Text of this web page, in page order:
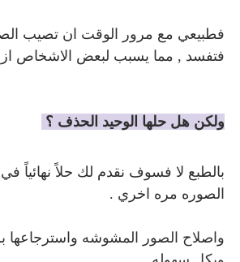
فطبيعي مع مرور الوقت ان تصيب
فتفسد , مما يسبب لبعض الاشخاص
ولكن هل حلها الوحيد الحذف ؟
بالطبع لا فسوف نقدم لك حلاً نهائياً في
الصوره مره اخري .
واصلاح الصور المشوشه